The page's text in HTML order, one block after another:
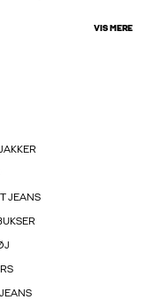
VIS MERE
JEANS